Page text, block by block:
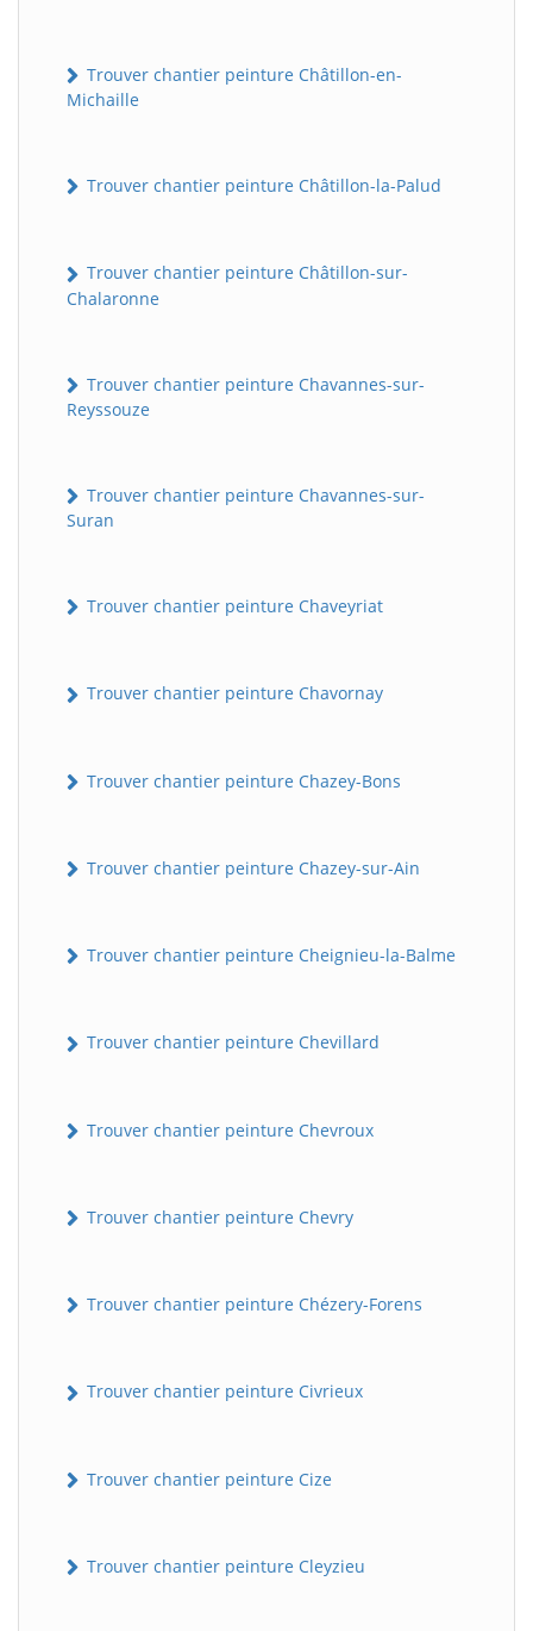
Trouver chantier peinture Châtillon-en-
Michaille
Trouver chantier peinture Châtillon-la-Palud
Trouver chantier peinture Châtillon-sur-
Chalaronne
Trouver chantier peinture Chavannes-sur-
Reyssouze
Trouver chantier peinture Chavannes-sur-
Suran
Trouver chantier peinture Chaveyriat
Trouver chantier peinture Chavornay
Trouver chantier peinture Chazey-Bons
Trouver chantier peinture Chazey-sur-Ain
Trouver chantier peinture Cheignieu-la-Balme
Trouver chantier peinture Chevillard
Trouver chantier peinture Chevroux
Trouver chantier peinture Chevry
Trouver chantier peinture Chézery-Forens
Trouver chantier peinture Civrieux
Trouver chantier peinture Cize
Trouver chantier peinture Cleyzieu
B BatiWebPro
Assistant en ligne